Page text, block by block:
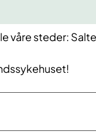
våre steder: